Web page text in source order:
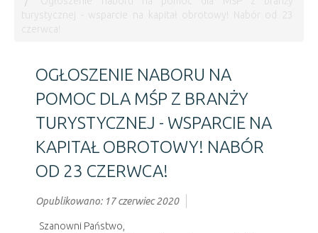
turystycznej - wsparcie na kapitał obrotowy! Nabór od 23
czerwca!
OGŁOSZENIE NABORU NA
POMOC DLA MŚP Z BRANŻY
TURYSTYCZNEJ - WSPARCIE NA
KAPITAŁ OBROTOWY! NABÓR
OD 23 CZERWCA!
Opublikowano: 17 czerwiec 2020
Szanowni Państwo,